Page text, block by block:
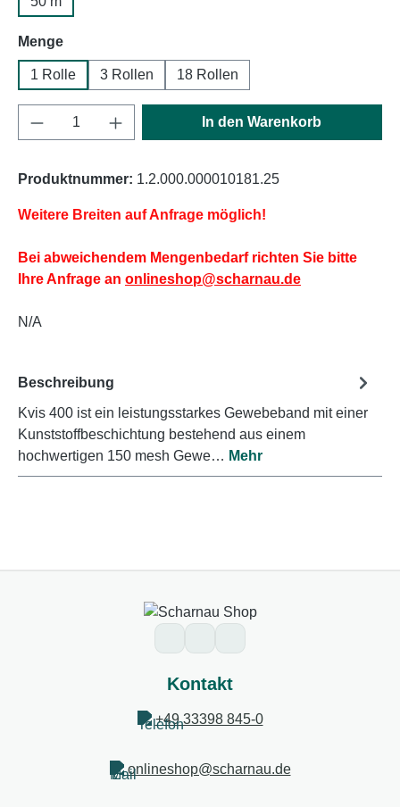
Mengeauswählen
1 Rolle 3 Rollen 18 Rollen
Produkt Anzahl: Gib den gewünschten
In den Warenkorb
Produktnummer: 1.2.000.000010181.25
Weitere Breiten auf Anfrage möglich!
Bei abweichendem Mengenbedarf richten Sie bitte
Ihre Anfrage an onlineshop@scharnau.de
N/A
Beschreibung
Kvis 400 ist ein leistungsstarkes Gewebeband mit einer
Kunststoffbeschichtung bestehend aus einem
hochwertigen 150 mesh Gewe… Mehr
Kontakt
+49 33398 845-0
onlineshop@scharnau.de